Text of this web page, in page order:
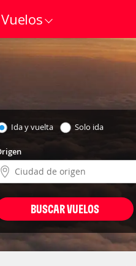
Vuelos
Ida y vuelta Solo ida
BUSCAR VUELOS